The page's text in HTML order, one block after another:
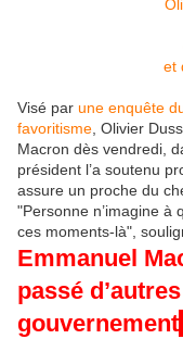
et
Visé par une enquête
favoritisme , Olivier
Macron dès vendredi,
président l’a soutenu
assure un proche du
"Personne n’imagine à
ces moments-là",
Emmanuel
passé
gouvernement